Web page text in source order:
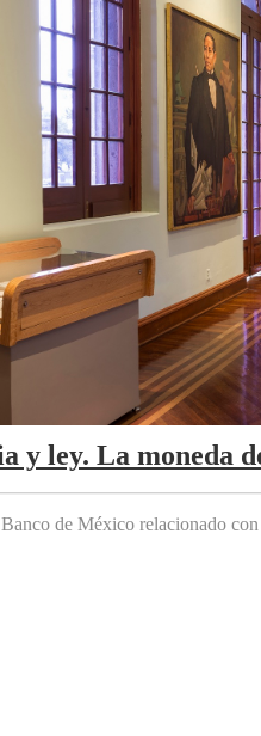
y ley. La moneda
de México relacionado